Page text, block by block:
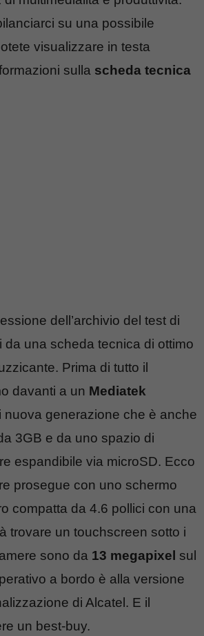
su una possibile
visualizzare in testa
sulla scheda tecnica
dell’archivio del test di
una scheda tecnica di ottimo
Prima di tutto il
davanti a un Mediatek
nuova generazione che è anche
3GB e da uno spazio di
espandibile via microSD. Ecco
prosegue con uno schermo
compatta da 4.6 pollici con una
trovare un touchscreen sotto i
sono da 13 megapixel sul
a bordo è alla versione
di Alcatel. E il
un best-buy.